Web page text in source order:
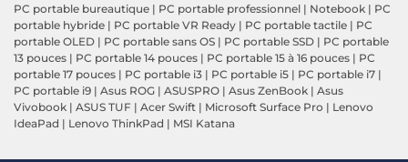
PC portable bureautique | PC portable professionnel | Notebook | PC
portable hybride | PC portable VR Ready | PC portable tactile | PC
portable OLED | PC portable sans OS | PC portable SSD | PC portable
13 pouces | PC portable 14 pouces | PC portable 15 à 16 pouces | PC
portable 17 pouces | PC portable i3 | PC portable i5 | PC portable i7 |
PC portable i9 | Asus ROG | ASUSPRO | Asus ZenBook | Asus
Vivobook | ASUS TUF | Acer Swift | Microsoft Surface Pro | Lenovo
IdeaPad | Lenovo ThinkPad | MSI Katana